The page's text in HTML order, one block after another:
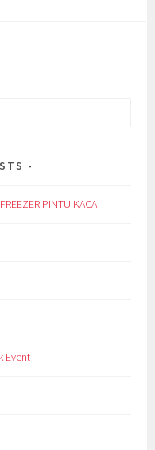
PINTU KACA
Event